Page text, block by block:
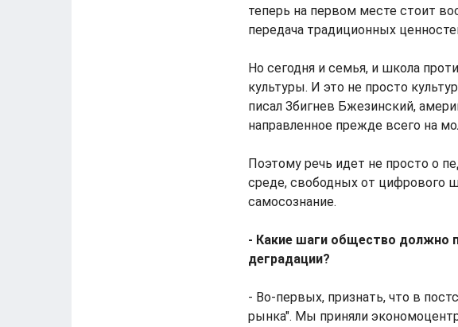
теперь на первом месте стоит
передача традиционных
Но сегодня и семья, и школа
культуры. И это не просто
писал Збигнев Бжезинский,
направленное прежде всего на
Поэтому речь идет не просто о
среде, свободных от цифрового
самосознание.
- Какие шаги общество должно
деградации?
- Во-первых, признать, что в
рынка". Мы приняли